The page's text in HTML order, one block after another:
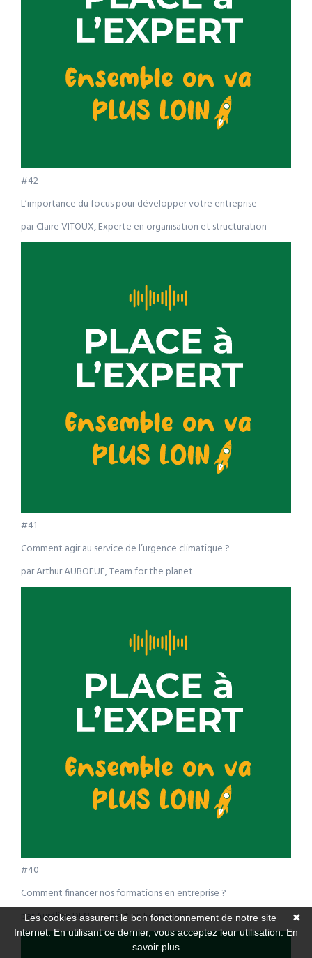
#42
L’importance du focus pour développer votre entreprise
par Claire VITOUX, Experte en organisation et structuration
#41
Comment agir au service de l’urgence climatique ?
par Arthur AUBOEUF, Team for the planet
#40
Comment financer nos formations en entreprise ?
par Aurélien DENIS, Expert en Formation
✖
Les cookies assurent le bon fonctionnement de notre site
Internet. En utilisant ce dernier, vous acceptez leur utilisation.En
savoir plus